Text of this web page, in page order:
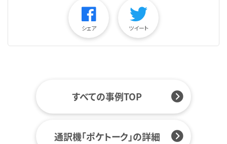
シェア ツイート
すべての事例TOP
通訳機「ポケトーク」の詳細